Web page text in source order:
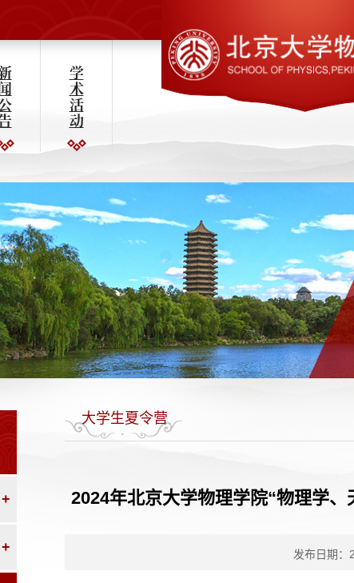
学
术
活
动
+
+
大学生夏令营
2024年北京大学物理学院“物理学
发布日期：